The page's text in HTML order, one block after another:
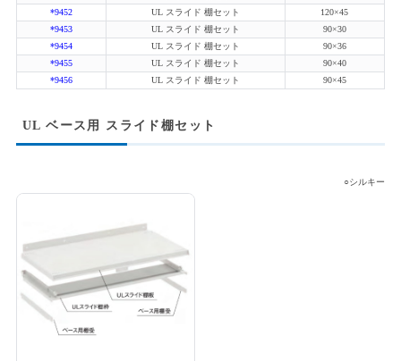
*9452
UL スライド 棚セット
120×45
*9453
UL スライド 棚セット
90×30
*9454
UL スライド 棚セット
90×36
*9455
UL スライド 棚セット
90×40
*9456
UL スライド 棚セット 90×45
UL ベース用 スライド棚セット
○シルキー